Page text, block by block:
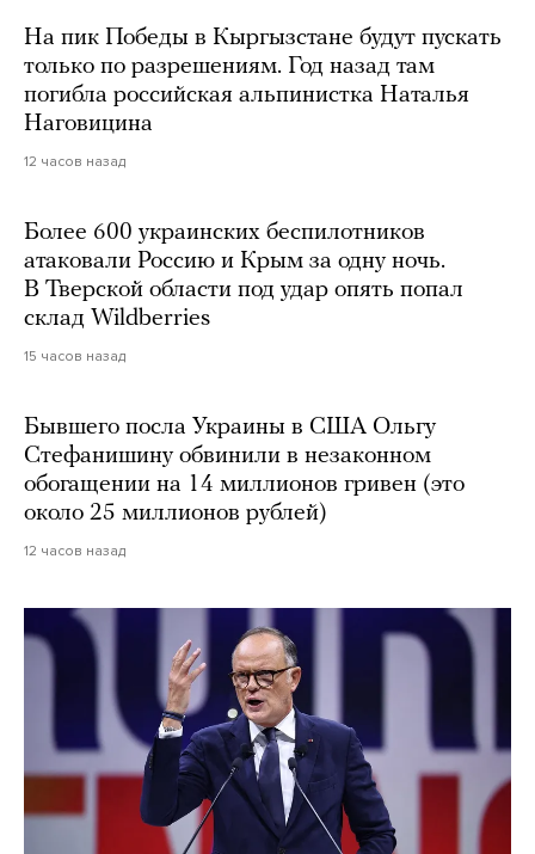
На пик Победы в Кыргызстане будут пускать
только по разрешениям. Год назад там
погибла российская альпинистка Наталья
Наговицина
12 часов назад
Более 600 украинских беспилотников
атаковали Россию и Крым за одну ночь.
В Тверской области под удар опять попал
склад Wildberries
15 часов назад
Бывшего посла Украины в США Ольгу
Стефанишину обвинили в незаконном
обогащении на 14 миллионов гривен (это
около 25 миллионов рублей)
12 часов назад